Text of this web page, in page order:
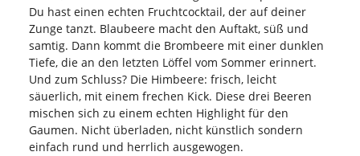
Du hast einen echten Fruchtcocktail, der auf deiner
Zunge tanzt. Blaubeere macht den Auftakt, süß und
samtig. Dann kommt die Brombeere mit einer dunklen
Tiefe, die an den letzten Löffel vom Sommer erinnert.
Und zum Schluss? Die Himbeere: frisch, leicht
säuerlich, mit einem frechen Kick. Diese drei Beeren
mischen sich zu einem echten Highlight für den
Gaumen. Nicht überladen, nicht künstlich sondern
einfach rund und herrlich ausgewogen.